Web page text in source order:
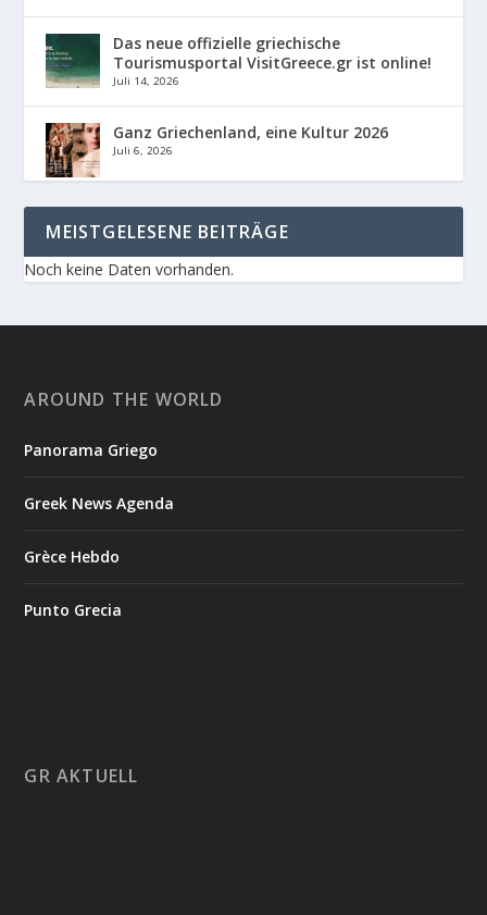
Das neue offizielle griechische
Tourismusportal VisitGreece.gr ist online!
Juli 14, 2026
Ganz Griechenland, eine Kultur 2026
Juli 6, 2026
MEISTGELESENE BEITRÄGE
Noch keine Daten vorhanden.
AROUND THE WORLD
Panorama Griego
Greek News Agenda
Grèce Hebdo
Punto Grecia
GR AKTUELL